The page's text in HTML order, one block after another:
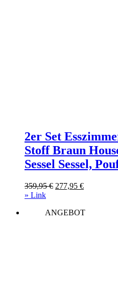
2er Set
Stoff Braun
Sessel Sessel,
359,95€ Ursprünglicher
359,95 €
277,95 €Aktueller
277,95 €.
» Link
ANGEBOT